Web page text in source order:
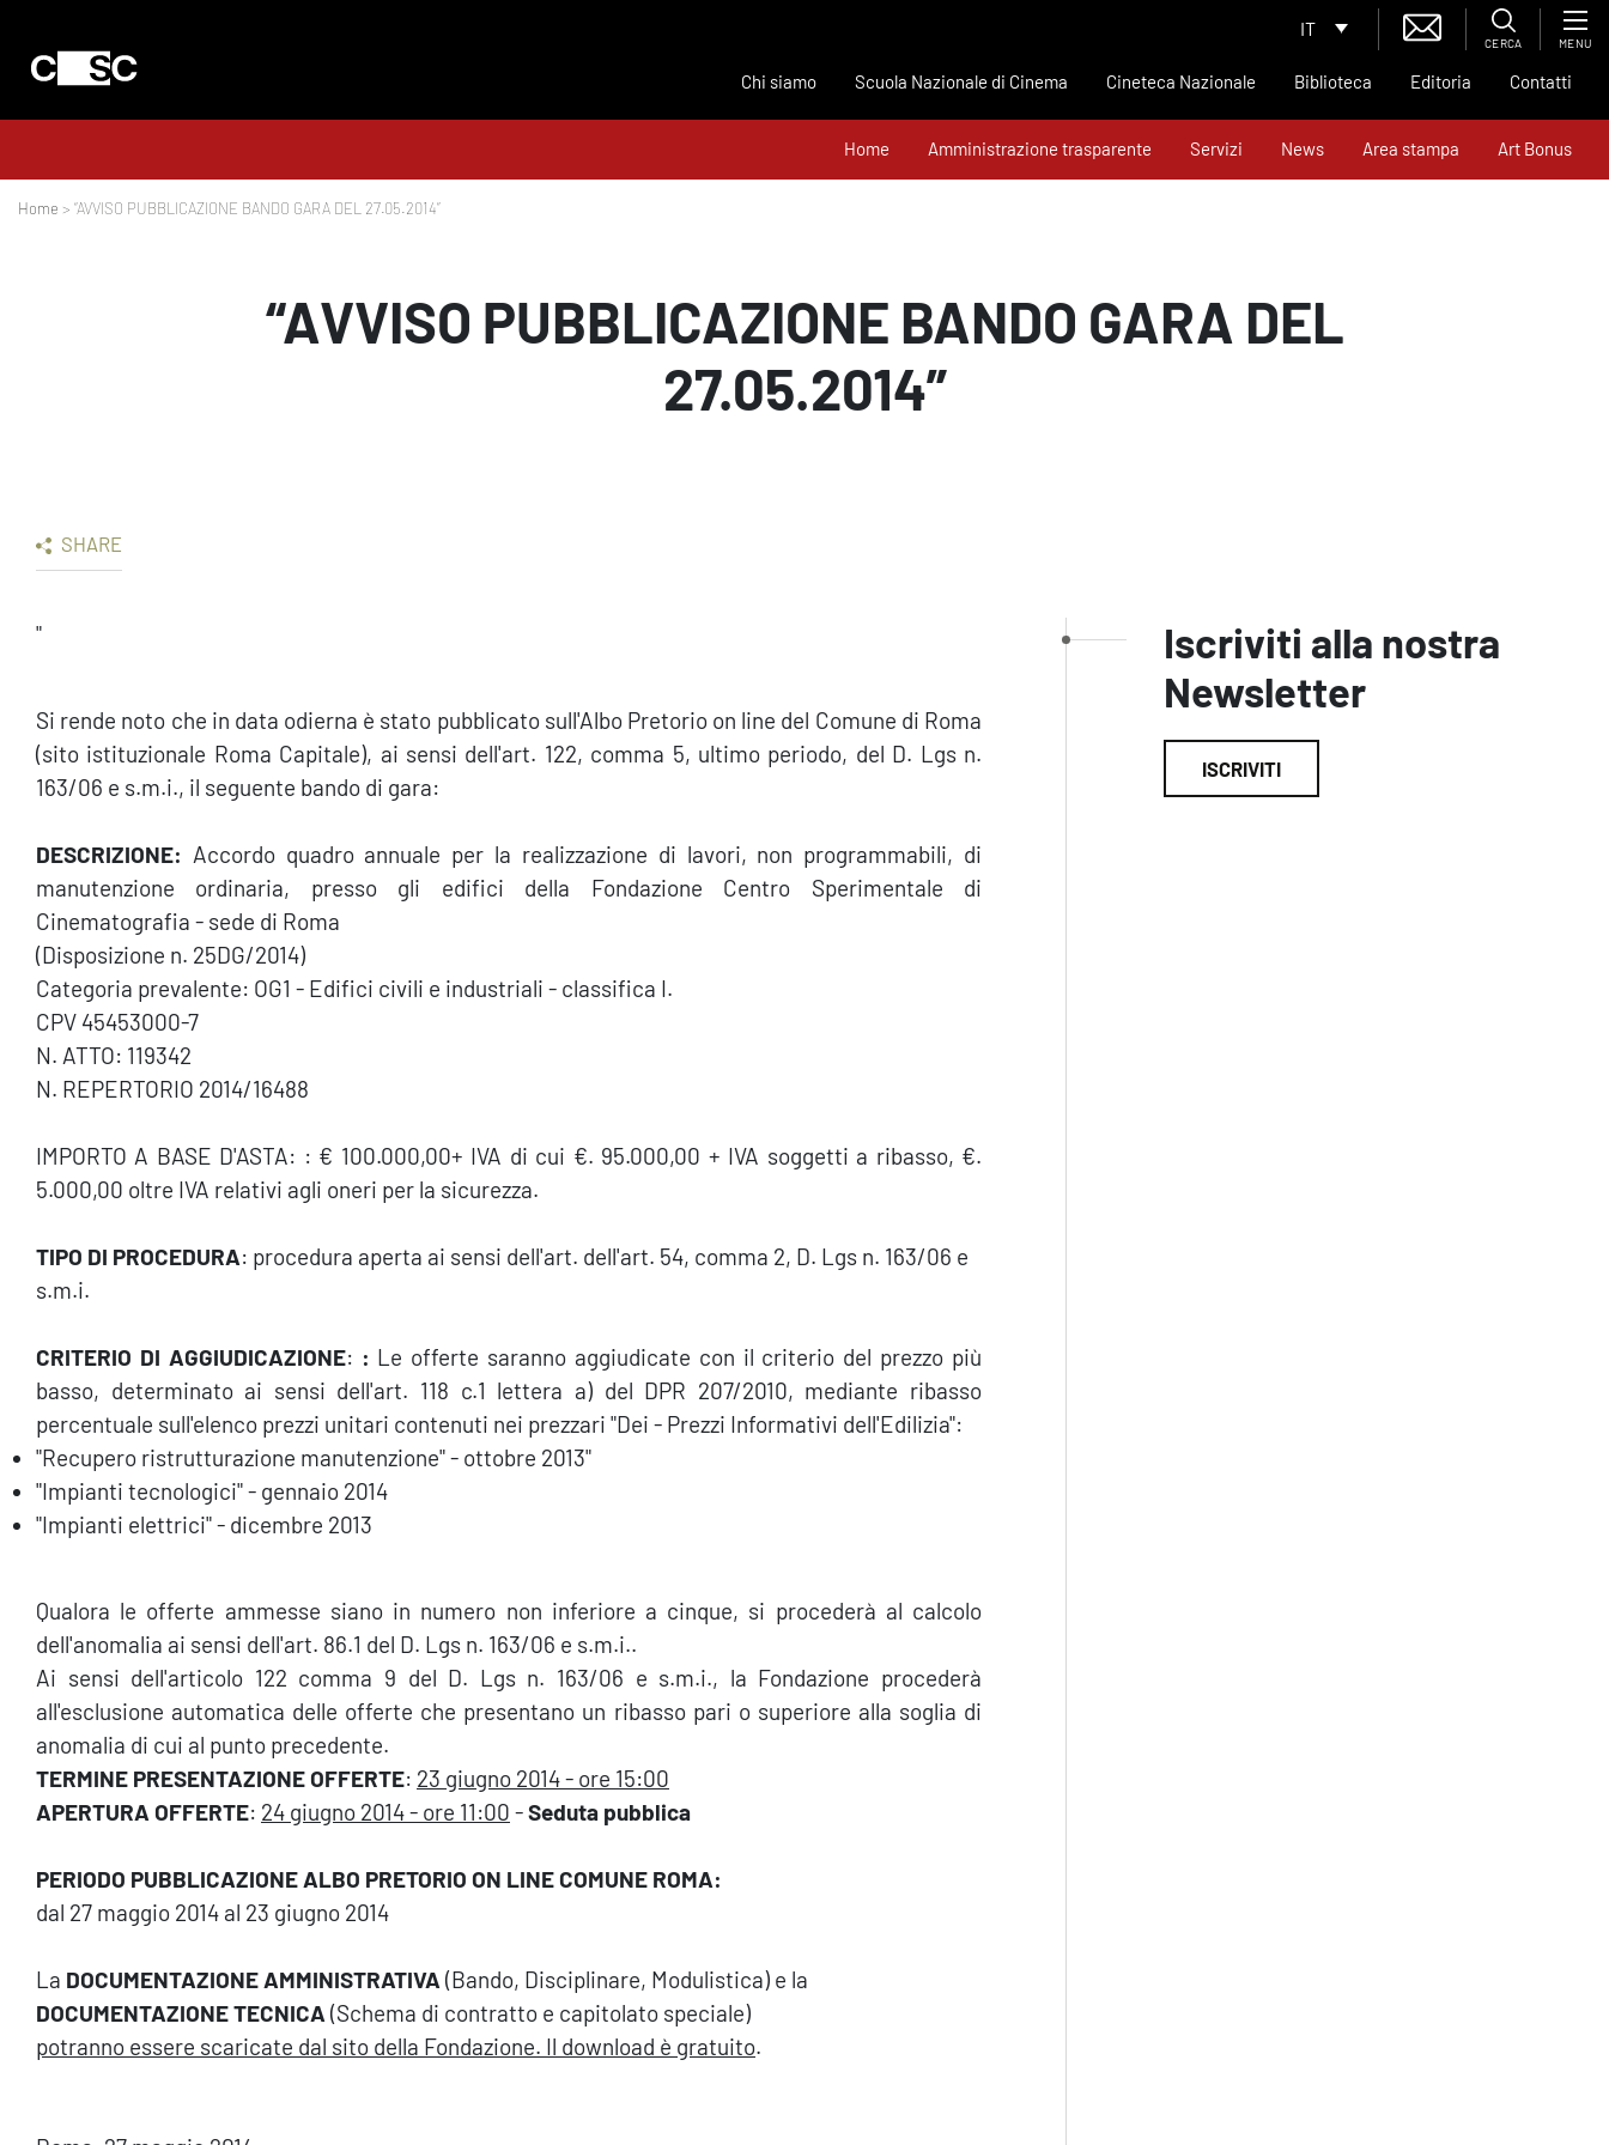
IT
CERCA MENU
Chi siamo Scuola Nazionale di Cinema Cineteca Nazionale Biblioteca Editoria Contatti
Home Amministrazione trasparente Servizi News Area stampa Art Bonus
Home > “AVVISO PUBBLICAZIONE BANDO GARA DEL 27.05.2014”
“AVVISO PUBBLICAZIONE BANDO GARA DEL
27.05.2014”
SHARE
"
Si rende noto che in data odierna è stato pubblicato sull'Albo Pretorio on line del Comune di Roma
(sito istituzionale Roma Capitale), ai sensi dell'art. 122, comma 5, ultimo periodo, del D. Lgs n.
163/06 e s.m.i., il seguente bando di gara:
DESCRIZIONE: Accordo quadro annuale per la realizzazione di lavori, non programmabili, di
manutenzione ordinaria, presso gli edifici della Fondazione Centro Sperimentale di
Cinematografia - sede di Roma
(Disposizione n. 25DG/2014)
Categoria prevalente: OG1 - Edifici civili e industriali - classifica I.
CPV 45453000-7
N. ATTO: 119342
N. REPERTORIO 2014/16488
IMPORTO A BASE D'ASTA: : € 100.000,00+ IVA di cui €. 95.000,00 + IVA soggetti a ribasso, €.
5.000,00 oltre IVA relativi agli oneri per la sicurezza.
TIPO DI PROCEDURA: procedura aperta ai sensi dell'art. dell'art. 54, comma 2, D. Lgs n. 163/06 e
s.m.i.
CRITERIO DI AGGIUDICAZIONE: : Le offerte saranno aggiudicate con il criterio del prezzo più
basso, determinato ai sensi dell'art. 118 c.1 lettera a) del DPR 207/2010, mediante ribasso
percentuale sull'elenco prezzi unitari contenuti nei prezzari "Dei - Prezzi Informativi dell'Edilizia":
"Recupero ristrutturazione manutenzione" - ottobre 2013"
"Impianti tecnologici" - gennaio 2014
"Impianti elettrici" - dicembre 2013
Qualora le offerte ammesse siano in numero non inferiore a cinque, si procederà al calcolo
dell'anomalia ai sensi dell'art. 86.1 del D. Lgs n. 163/06 e s.m.i..
Ai sensi dell'articolo 122 comma 9 del D. Lgs n. 163/06 e s.m.i., la Fondazione procederà
all'esclusione automatica delle offerte che presentano un ribasso pari o superiore alla soglia di
anomalia di cui al punto precedente.
TERMINE PRESENTAZIONE OFFERTE: 23 giugno 2014 - ore 15:00
APERTURA OFFERTE: 24 giugno 2014 - ore 11:00 -Seduta pubblica
PERIODO PUBBLICAZIONE ALBO PRETORIO ON LINE COMUNE ROMA:
dal 27 maggio 2014 al 23 giugno 2014
La DOCUMENTAZIONE AMMINISTRATIVA (Bando, Disciplinare, Modulistica) e la
DOCUMENTAZIONE TECNICA (Schema di contratto e capitolato speciale)
potranno essere scaricate dal sito della Fondazione. Il download è gratuito.
Iscriviti alla nostra
Newsletter
ISCRIVITI